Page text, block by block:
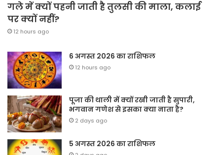
गले में क्यों पहनी जाती है तुलसी की माला, कलाई
पर क्यों नहीं?
12 hours ago
6 अगस्त 2026 का राशिफल
12 hours ago
पूजा की थाली में क्यों रखी जाती है सुपारी,
भगवान गणेश से इसका क्या नाता है?
2 days ago
5 अगस्त 2026 का राशिफल